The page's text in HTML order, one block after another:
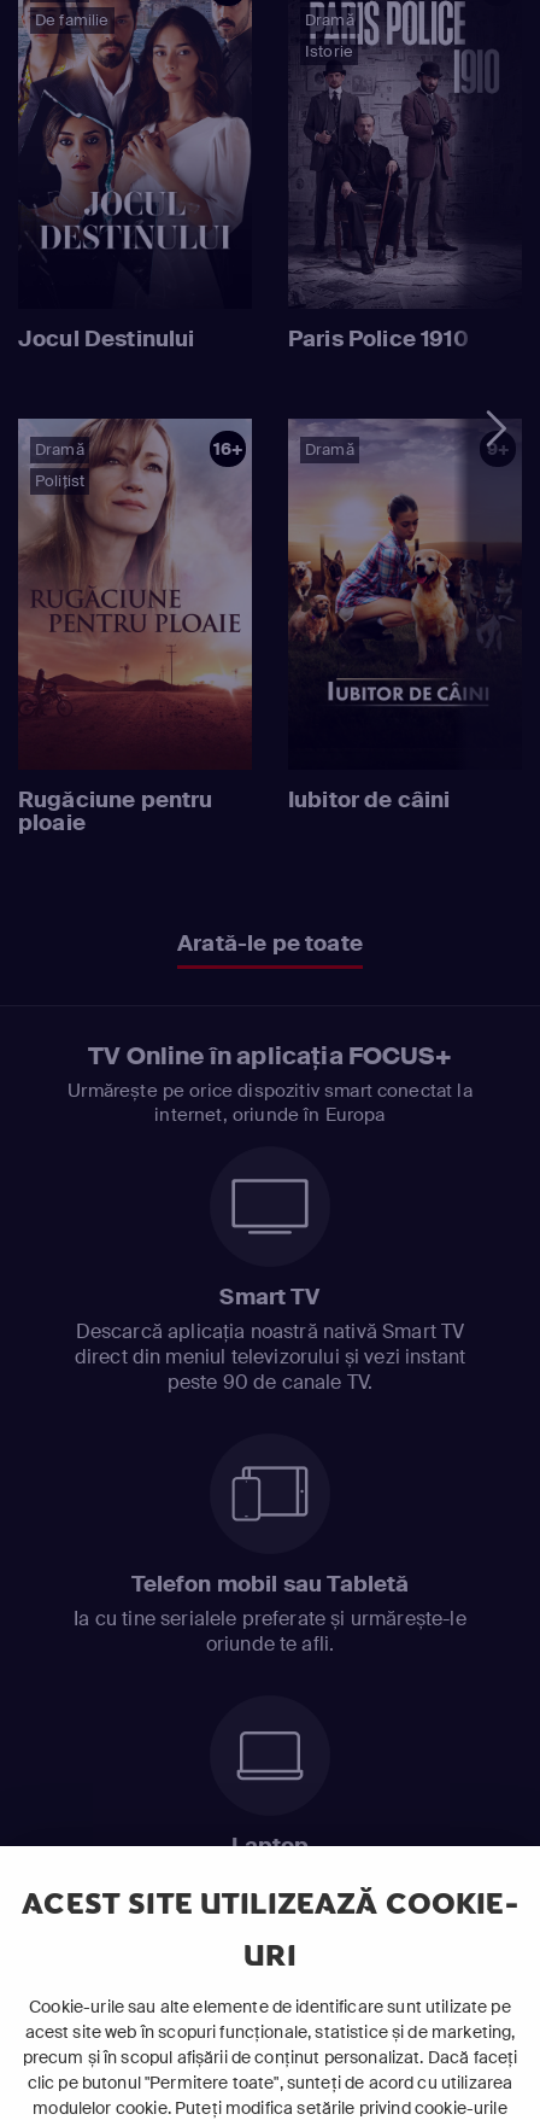
ACEST SITE UTILIZEAZĂ COOKIE-
URI
Cookie-urile sau alte elemente de identificare sunt utilizate pe
acest site web în scopuri funcționale, statistice și de marketing,
precum și în scopul afișării de conținut personalizat. Dacă faceți
clic pe butonul "Permitere toate", sunteți de acord cu utilizarea
modulelor cookie. Puteți modifica setările privind cookie-urile
De familie
Jocul Destinului
Dramă
Istorie
Paris Police 1910
Dramă
Polițist
16+
Rugăciune pentru
ploaie
Dramă 9+
Iubitor de câini
Arată-le pe toate
TV Online în aplicația FOCUS+
Urmărește pe orice dispozitiv smart conectat la
internet, oriunde în Europa
Smart TV
Descarcă aplicația noastră nativă Smart TV
direct din meniul televizorului și vezi instant
peste 90 de canale TV.
Telefon mobil sau Tabletă
Ia cu tine serialele preferate și urmărește-le
oriunde te afli.
Laptop
ABONEAZĂ-TE ACUM
Cerințe de sistem